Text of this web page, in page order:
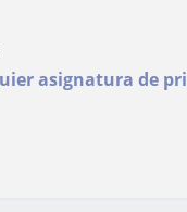
asignatura de
en bachiller.
Tengo